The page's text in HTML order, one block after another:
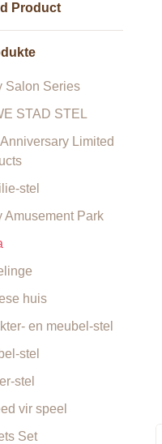
Product
Salon Series
STAD STEL
Limited
stel
Amusement Park
huis
en meubel-stel
stel
stel
vir speel
Set